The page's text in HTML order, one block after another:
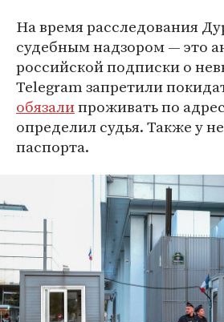
На время расследования
судебным надзором — это
российской подписки о
Telegram запретили
обязалипроживать по
определил судья. Также у
паспорта.